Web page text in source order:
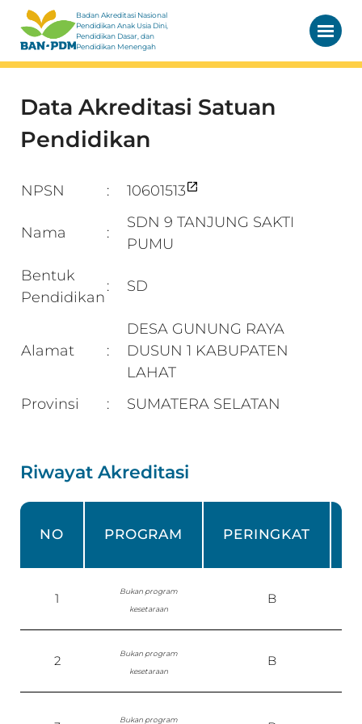
Badan Akreditasi Nasional
Pendidikan Anak Usia Dini,
Pendidikan Dasar, dan
Pendidikan Menengah
Data Akreditasi Satuan
Pendidikan
NPSN : 10601513
Nama :
SDN 9 TANJUNG SAKTI
PUMU
Bentuk
Pendidikan
: SD
Alamat :
DESA GUNUNG RAYA
DUSUN 1 KABUPATEN
LAHAT
Provinsi
: SUMATERA SELATAN
Riwayat Akreditasi
NO PROGRAM PERINGKAT
1
Bukan program
kesetaraan
B
2
Bukan program
kesetaraan
B
Bukan program